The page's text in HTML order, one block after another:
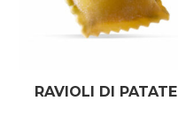
RAVIOLI DI PATATE